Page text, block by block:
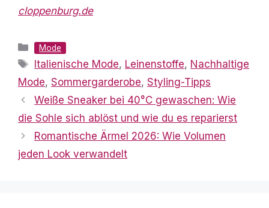
cloppenburg.de
Kategorien
Mode
Schlagwörter
Italienische Mode, Leinenstoffe, Nachhaltige
Mode, Sommergarderobe, Styling-Tipps
Weiße Sneaker bei 40°C gewaschen: Wie
die Sohle sich ablöst und wie du es reparierst
Romantische Ärmel 2026: Wie Volumen
jeden Look verwandelt